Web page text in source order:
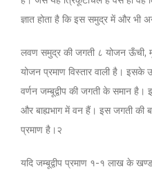
ज्ञात होता है कि इस समुद्र में और भी
लवण समुद्र की जगती ८ योजन ऊँची,
योजन प्रमाण विस्तार वाली है।
वर्णन जम्बूद्वीप की जगती के समान
और बाह्यभाग में वन हैं। इस जगती की
प्रमाण है।२
यदि जम्बूद्वीप प्रमाण १-१ लाख के